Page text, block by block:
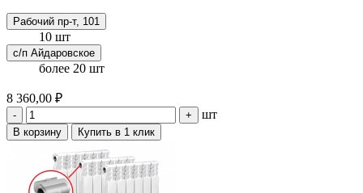
Рабочий пр-т, 101
10 шт
с/п Айдаровское
более 20 шт
8 360,00 ₽
- + шт
В корзину Купить в 1 клик